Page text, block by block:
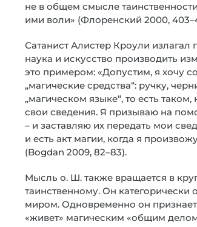
не в общем смысле
ими воли» (Флоренский 2000,
Сатанист Алистер Кроули
наука и искусство производить
это примером: «Допустим, я хочу
„магические средства“: ручку,
„магическом языке“, то есть
свои сведения. Я призываю на
– и заставляю их передать мои
и есть акт магии, когда я
(Bogdan 2009, 82–83).
Мысль о. Ш. также вращается в
таинственному. Он
миром. Одновременно он
«живет» магическим «общим